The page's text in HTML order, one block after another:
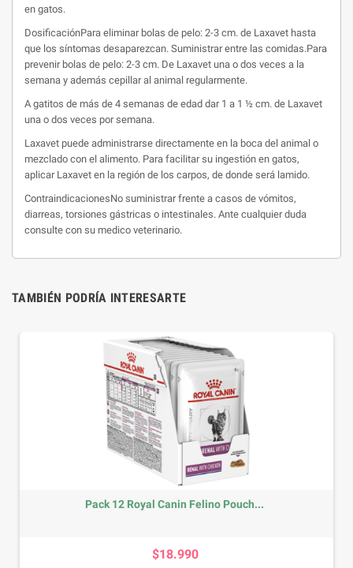
en gatos.
DosificaciónPara eliminar bolas de pelo: 2-3 cm. de Laxavet hasta
que los síntomas desaparezcan. Suministrar entre las comidas.Para
prevenir bolas de pelo: 2-3 cm. De Laxavet una o dos veces a la
semana y además cepillar al animal regularmente.
A gatitos de más de 4 semanas de edad dar 1 a 1 ½ cm. de Laxavet
una o dos veces por semana.
Laxavet puede administrarse directamente en la boca del animal o
mezclado con el alimento. Para facilitar su ingestión en gatos,
aplicar Laxavet en la región de los carpos, de donde será lamido.
ContraindicacionesNo suministrar frente a casos de vómitos,
diarreas, torsiones gástricas o intestinales. Ante cualquier duda
consulte con su medico veterinario.
TAMBIÉN PODRÍA INTERESARTE
Pack 12 Royal Canin Felino Pouch...
$18.990